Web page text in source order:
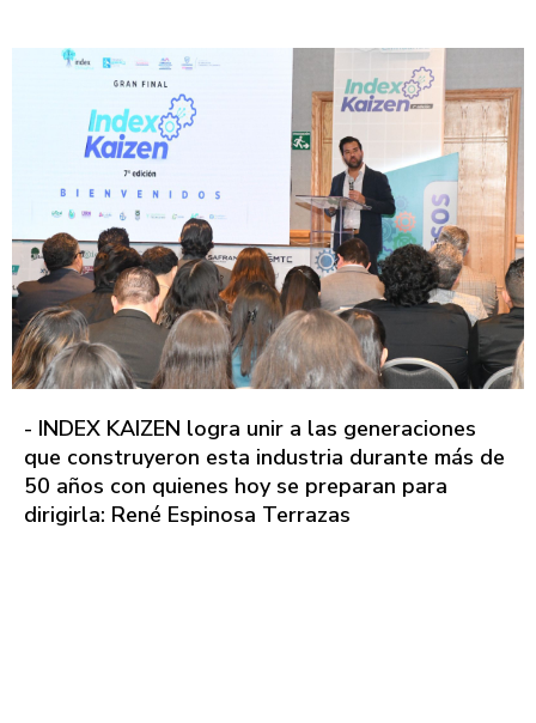
- INDEX KAIZEN logra unir a las generaciones
que construyeron esta industria durante más de
50 años con quienes hoy se preparan para
dirigirla: René Espinosa Terrazas